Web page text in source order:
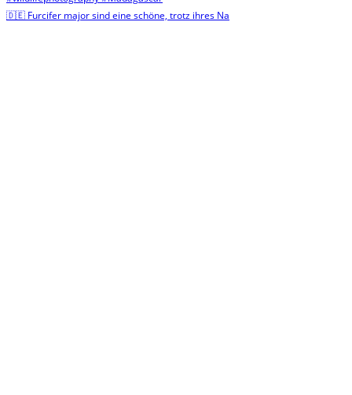
🇩🇪 Furcifer major sind eine schöne, trotz ihres Na